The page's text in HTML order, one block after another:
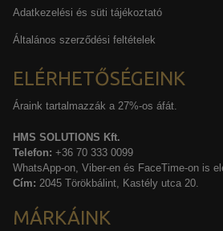
Adatkezelési és süti tájékoztató
Általános szerződési feltételek
ELÉRHETŐSÉGEINK
Áraink tartalmazzák a 27%-os áfát.
HMS SOLUTIONS Kft.
Telefon: +36 70 333 0099
WhatsApp-on, Viber-en és FaceTime-on is
Cím: 2045 Törökbálint, Kastély utca 20.
MÁRKÁINK